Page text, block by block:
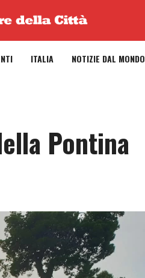
ITALIA NOTIZIE DAL MONDO
Pontina